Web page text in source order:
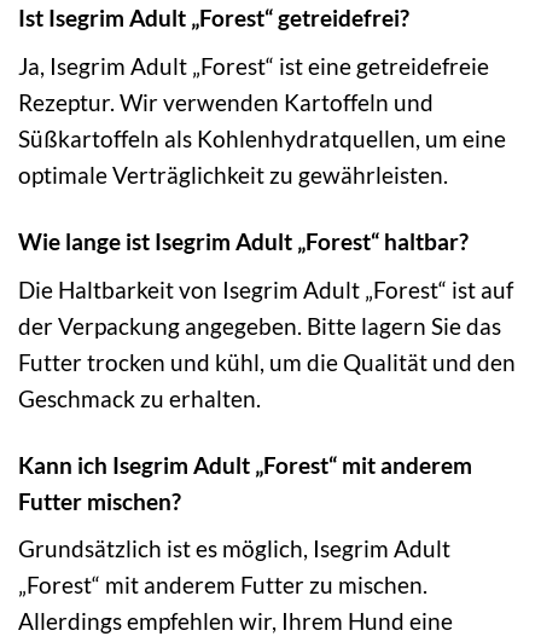
Ist Isegrim Adult „Forest“ getreidefrei?
Ja, Isegrim Adult „Forest“ ist eine getreidefreie
Rezeptur. Wir verwenden Kartoffeln und
Süßkartoffeln als Kohlenhydratquellen, um eine
optimale Verträglichkeit zu gewährleisten.
Wie lange ist Isegrim Adult „Forest“ haltbar?
Die Haltbarkeit von Isegrim Adult „Forest“ ist auf
der Verpackung angegeben. Bitte lagern Sie das
Futter trocken und kühl, um die Qualität und den
Geschmack zu erhalten.
Kann ich Isegrim Adult „Forest“ mit anderem
Futter mischen?
Grundsätzlich ist es möglich, Isegrim Adult
„Forest“ mit anderem Futter zu mischen.
Allerdings empfehlen wir, Ihrem Hund eine